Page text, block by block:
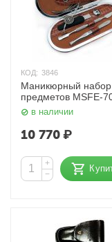
КОД: 3846
Маникюрный
предметов MSFE-
Zinger
в наличии
10 770₽
+
−